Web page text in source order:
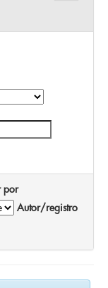
por
Autor/registro